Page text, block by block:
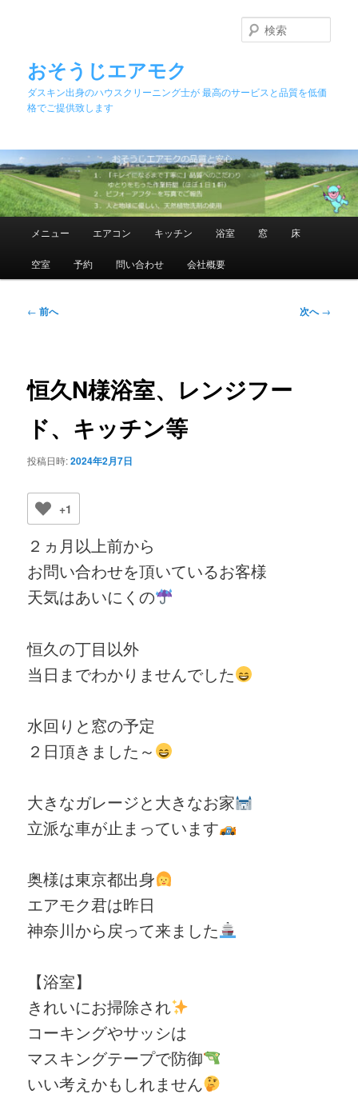
移
動
おそうじエアモク
ダスキン出身のハウスクリーニング士が 最高のサービスと品質を低価
格でご提供致します
索
メ
メニュー エアコン キッチン 浴室 窓 床
空室 予約 問い合わせ 会社概要
投
ゲ
ー
ョ
ン
← 前へ 次へ→
恒久N様浴室、レンジフー
ド、キッチン等
投稿日時:2024年2月7日
+1
２ヵ月以上前から
お問い合わせを頂いているお客様
天気はあいにくの
恒久の丁目以外
当日までわかりませんでした
水回りと窓の予定
２日頂きました～
大きなガレージと大きなお家
立派な車が止まっています
奥様は東京都出身
エアモク君は昨日
神奈川から戻って来ました
【浴室】
きれいにお掃除され
コーキングやサッシは
マスキングテープで防御
いい考えかもしれません